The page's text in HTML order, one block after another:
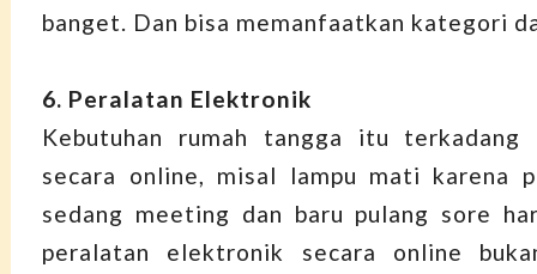
banget. Dan bisa memanfaatkan kategori
6. Peralatan Elektronik
Kebutuhan rumah tangga itu
secara online, misal lampu mati karena
sedang meeting dan baru pulang sore
peralatan elektronik secara online